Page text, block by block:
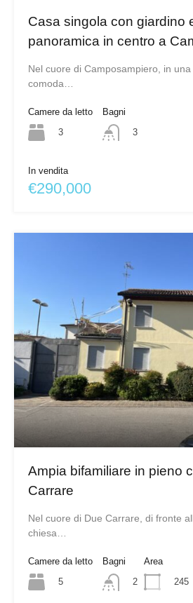
Casa singola con giardino
panoramica in centro a
Nel cuore di Camposampiero, in
comoda…
Camere da letto
3
Bagni
3
In vendita
€290,000
Ampia bifamiliare in pieno
Carrare
Nel cuore di Due Carrare, di fronte
chiesa…
Camere da letto
5
Bagni
2
Area
245